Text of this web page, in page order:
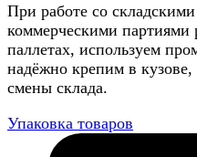
При работе со
коммерческими партиями
паллетах, используем
надёжно крепим в кузове,
смены склада.
Упаковка товаров